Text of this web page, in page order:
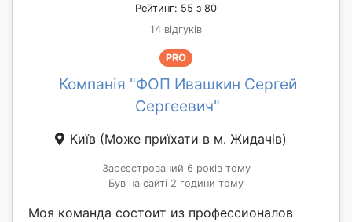
Рейтинг: 55 з 80
14 відгуків
PRO
Компанія "ФОП Ивашкин Сергей
Сергеевич"
Київ (Може приїхати в м. Жидачів)
Зареєстрований 6 років тому
Був на сайті 2 години тому
Моя команда состоит из профессионалов